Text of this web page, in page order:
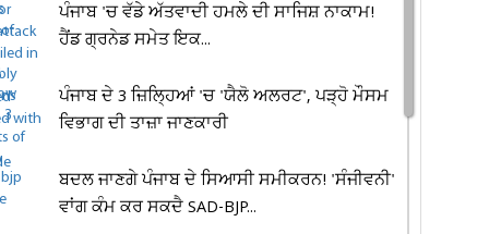
ਪੰਜਾਬ 'ਚ ਵੱਡੇ ਅੱਤਵਾਦੀ ਹਮਲੇ ਦੀ ਸਾਜਿਸ਼ ਨਾਕਾਮ!
ਹੈਂਡ ਗ੍ਰਨੇਡ ਸਮੇਤ ਇਕ...
ਪੰਜਾਬ ਦੇ 3 ਜ਼ਿਲ੍ਹਿਆਂ 'ਚ 'ਯੈਲੋ ਅਲਰਟ', ਪੜ੍ਹੋ ਮੌਸਮ
ਵਿਭਾਗ ਦੀ ਤਾਜ਼ਾ ਜਾਣਕਾਰੀ
ਬਦਲ ਜਾਣਗੇ ਪੰਜਾਬ ਦੇ ਸਿਆਸੀ ਸਮੀਕਰਨ! 'ਸੰਜੀਵਨੀ'
ਵਾਂਗ ਕੰਮ ਕਰ ਸਕਦੈ SAD-BJP...